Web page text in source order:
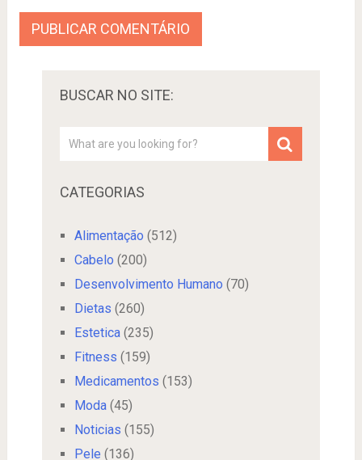
BUSCAR NO SITE:
CATEGORIAS
Alimentação (512)
Cabelo (200)
Desenvolvimento Humano (70)
Dietas (260)
Estetica(235)
Fitness (159)
Medicamentos (153)
Moda(45)
Noticias (155)
Pele (136)